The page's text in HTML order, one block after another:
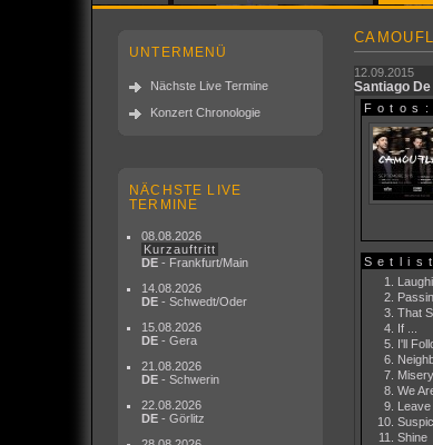
UNTERMENÜ
Nächste Live Termine
Konzert Chronologie
NÄCHSTE LIVE
TERMINE
08.08.2026
Kurzauftritt
DE - Frankfurt/Main
14.08.2026
DE - Schwedt/Oder
15.08.2026
DE - Gera
21.08.2026
DE - Schwerin
22.08.2026
DE - Görlitz
12.09.2015
Santiago
Fotos:
That
If ...
I'll
Misery
We
Shine